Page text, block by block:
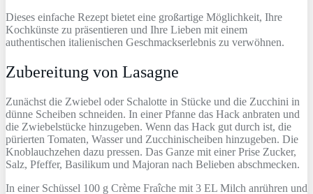
Dieses einfache Rezept bietet eine großartige Möglichkeit, Ihre
Kochkünste zu präsentieren und Ihre Lieben mit einem
authentischen italienischen Geschmackserlebnis zu verwöhnen.
Zubereitung von Lasagne
Zunächst die Zwiebel oder Schalotte in Stücke und die Zucchini in
dünne Scheiben schneiden. In einer Pfanne das Hack anbraten und
die Zwiebelstücke hinzugeben. Wenn das Hack gut durch ist, die
pürierten Tomaten, Wasser und Zucchinischeiben hinzugeben. Die
Knoblauchzehen dazu pressen. Das Ganze mit einer Prise Zucker,
Salz, Pfeffer, Basilikum und Majoran nach Belieben abschmecken.
In einer Schüssel 100 g Crème Fraîche mit 3 EL Milch anrühren und